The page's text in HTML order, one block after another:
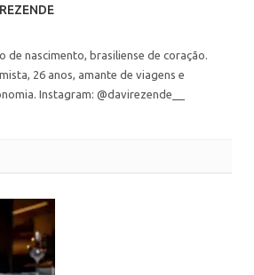
de nascimento, brasiliense de coração.
26 anos, amante de viagens e
Instagram: @davirezende__